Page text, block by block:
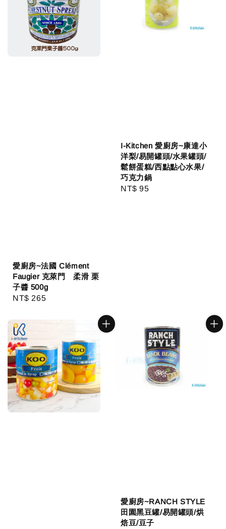
愛廚房~法國 Clément
Faugier 克萊門 柔滑 栗
子醬 500g
Regular
NT$ 265
I-Kitchen 愛廚房~康達小
洋梨/易開罐頭/水果罐頭/
鬆餅蛋糕/西點點心水果/
巧克力鍋
Regular
NT$ 95
愛廚房~RANCH STYLE
田園黑豆罐/易開罐頭/烘
焙豆/豆子